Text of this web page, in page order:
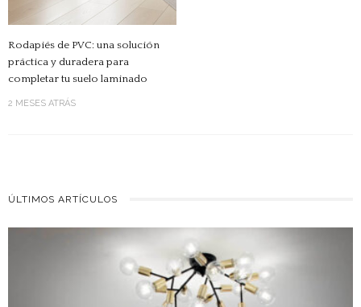
Rodapiés de PVC: una solución
práctica y duradera para
completar tu suelo laminado
2 MESES ATRÁS
ÚLTIMOS ARTÍCULOS